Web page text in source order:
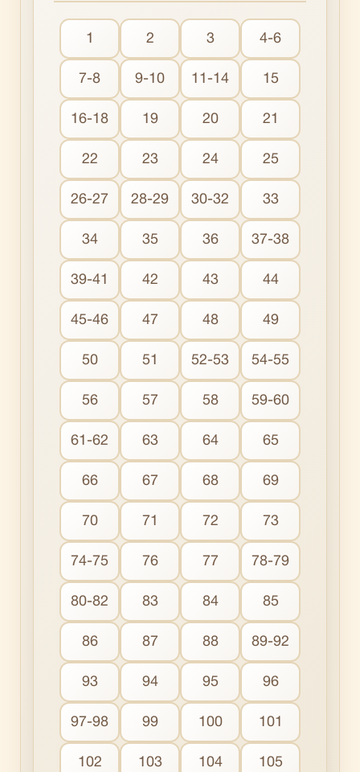
1 2 3 4-6
7-8 9-10 11-14 15
16-18 19 20 21
22 23 24 25
26-27 28-29 30-32 33
34 35 36 37-38
39-41 42 43 44
45-46 47 48 49
50 51 52-53 54-55
56 57 58 59-60
61-62 63 64 65
66 67 68 69
70 71 72 73
74-75 76 77 78-79
80-82 83 84 85
86 87 88 89-92
93 94 95 96
97-98 99 100 101
102 103 104 105